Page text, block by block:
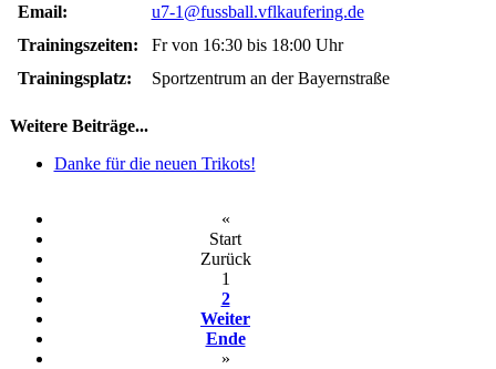
Email:
u7-1@fussball.vflkaufering.de
Trainingszeiten:
Fr von 16:30 bis 18:00 Uhr
Trainingsplatz:
Sportzentrum an der Bayernstraße
Weitere Beiträge...
Danke für die neuen Trikots!
«
Start
Zurück
1
2
Weiter
Ende
»